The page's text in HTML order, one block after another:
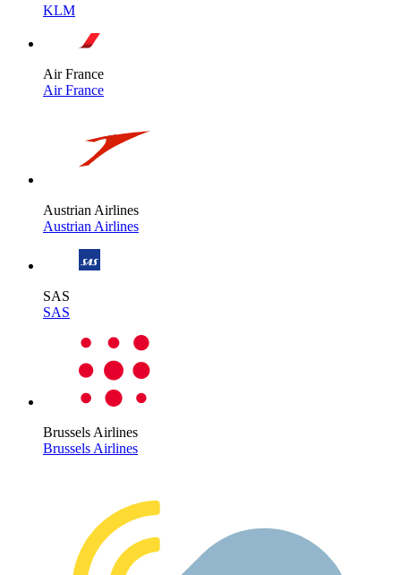
KLM
Air France
Air France
Austrian Airlines
Austrian Airlines
SAS
SAS
Brussels Airlines
Brussels Airlines